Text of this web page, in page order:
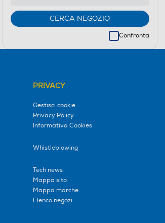
CERCA NEGOZIO
Confronta
PRIVACY
Gestisci cookie
Privacy Policy
Informativa Cookies
Whistleblowing
Tech news
Mappa sito
Mappa marche
Elenco negozi